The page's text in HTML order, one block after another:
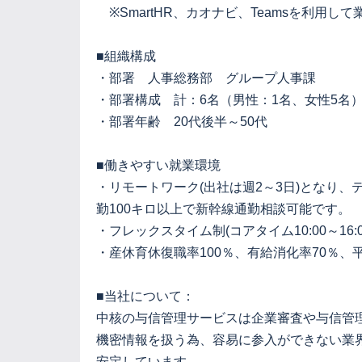
※SmartHR、カオナビ、Teamsを利用して
■組織構成
・部署 人事総務部 グループ人事課
・部署構成 計：6名（男性：1名、女性5名
・部署年齢 20代後半～50代
■働きやすい就業環境
・リモートワーク(出社は週2～3日)となり
勤100キロ以上で新幹線通勤相談可能です。
・フレックスタイム制(コアタイム10:00～
・産休育休復職率100％、有給消化率70％
■当社について：
中核の与信管理サービスは企業審査や与信
機密情報を扱う為、容易に参入ができない